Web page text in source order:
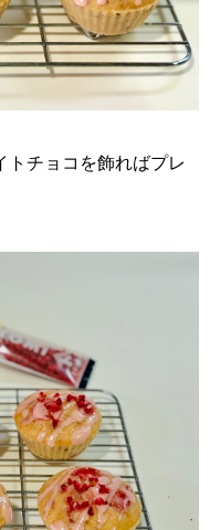
トチョコを飾ればプレ